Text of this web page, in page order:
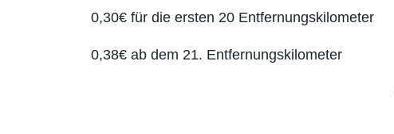
0,30€ für die ersten 20 Entfernungs­­kilometer
0,38€ ab dem 21. Entfernungskilometer